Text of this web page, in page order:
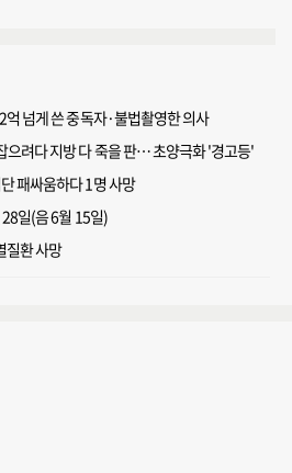
넘게 쓴 중독자·불법촬영한 의사
으려다 지방 다 죽을 판… 초양극화 '경고등'
패싸움하다 1명 사망
일(음 6월 15일)
질환 사망